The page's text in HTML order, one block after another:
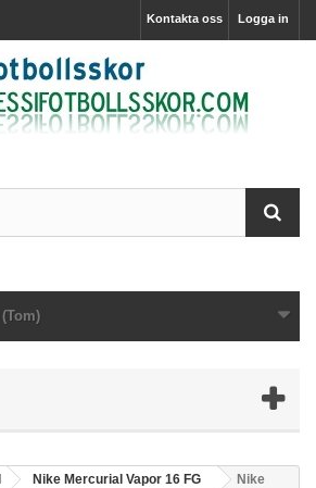
Logga in
Kontakta oss
(Tom)
Nike Mercurial Vapor 16 FG
Nike